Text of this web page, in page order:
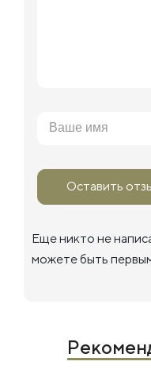
Оставить
Еще никто не
можете быть